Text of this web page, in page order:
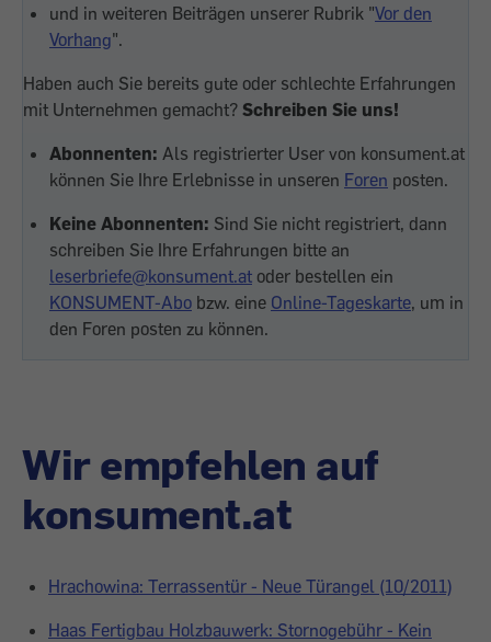
und in weiteren Beiträgen unserer Rubrik "Vor den
Vorhang".
Haben auch Sie bereits gute oder schlechte Erfahrungen
mit Unternehmen gemacht? Schreiben Sie uns!
Abonnenten: Als registrierter User von konsument.at
können Sie Ihre Erlebnisse in unseren Foren posten.
Keine Abonnenten: Sind Sie nicht registriert, dann
schreiben Sie Ihre Erfahrungen bitte an
leserbriefe@konsument.at oder bestellen ein
KONSUMENT-Abo bzw. eine Online-Tageskarte, um in
den Foren posten zu können.
Wir empfehlen auf
konsument.at
Hrachowina: Terrassentür - Neue Türangel (10/2011)
Haas Fertigbau Holzbauwerk: Stornogebühr - Kein